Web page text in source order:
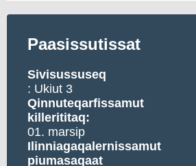
Paasissutissat
Sivisussuseq
: Ukiut 3
Qinnuteqarfissamut
killerititaq:
01. marsip
Ilinniagaqalernissamut
piumasaqaat